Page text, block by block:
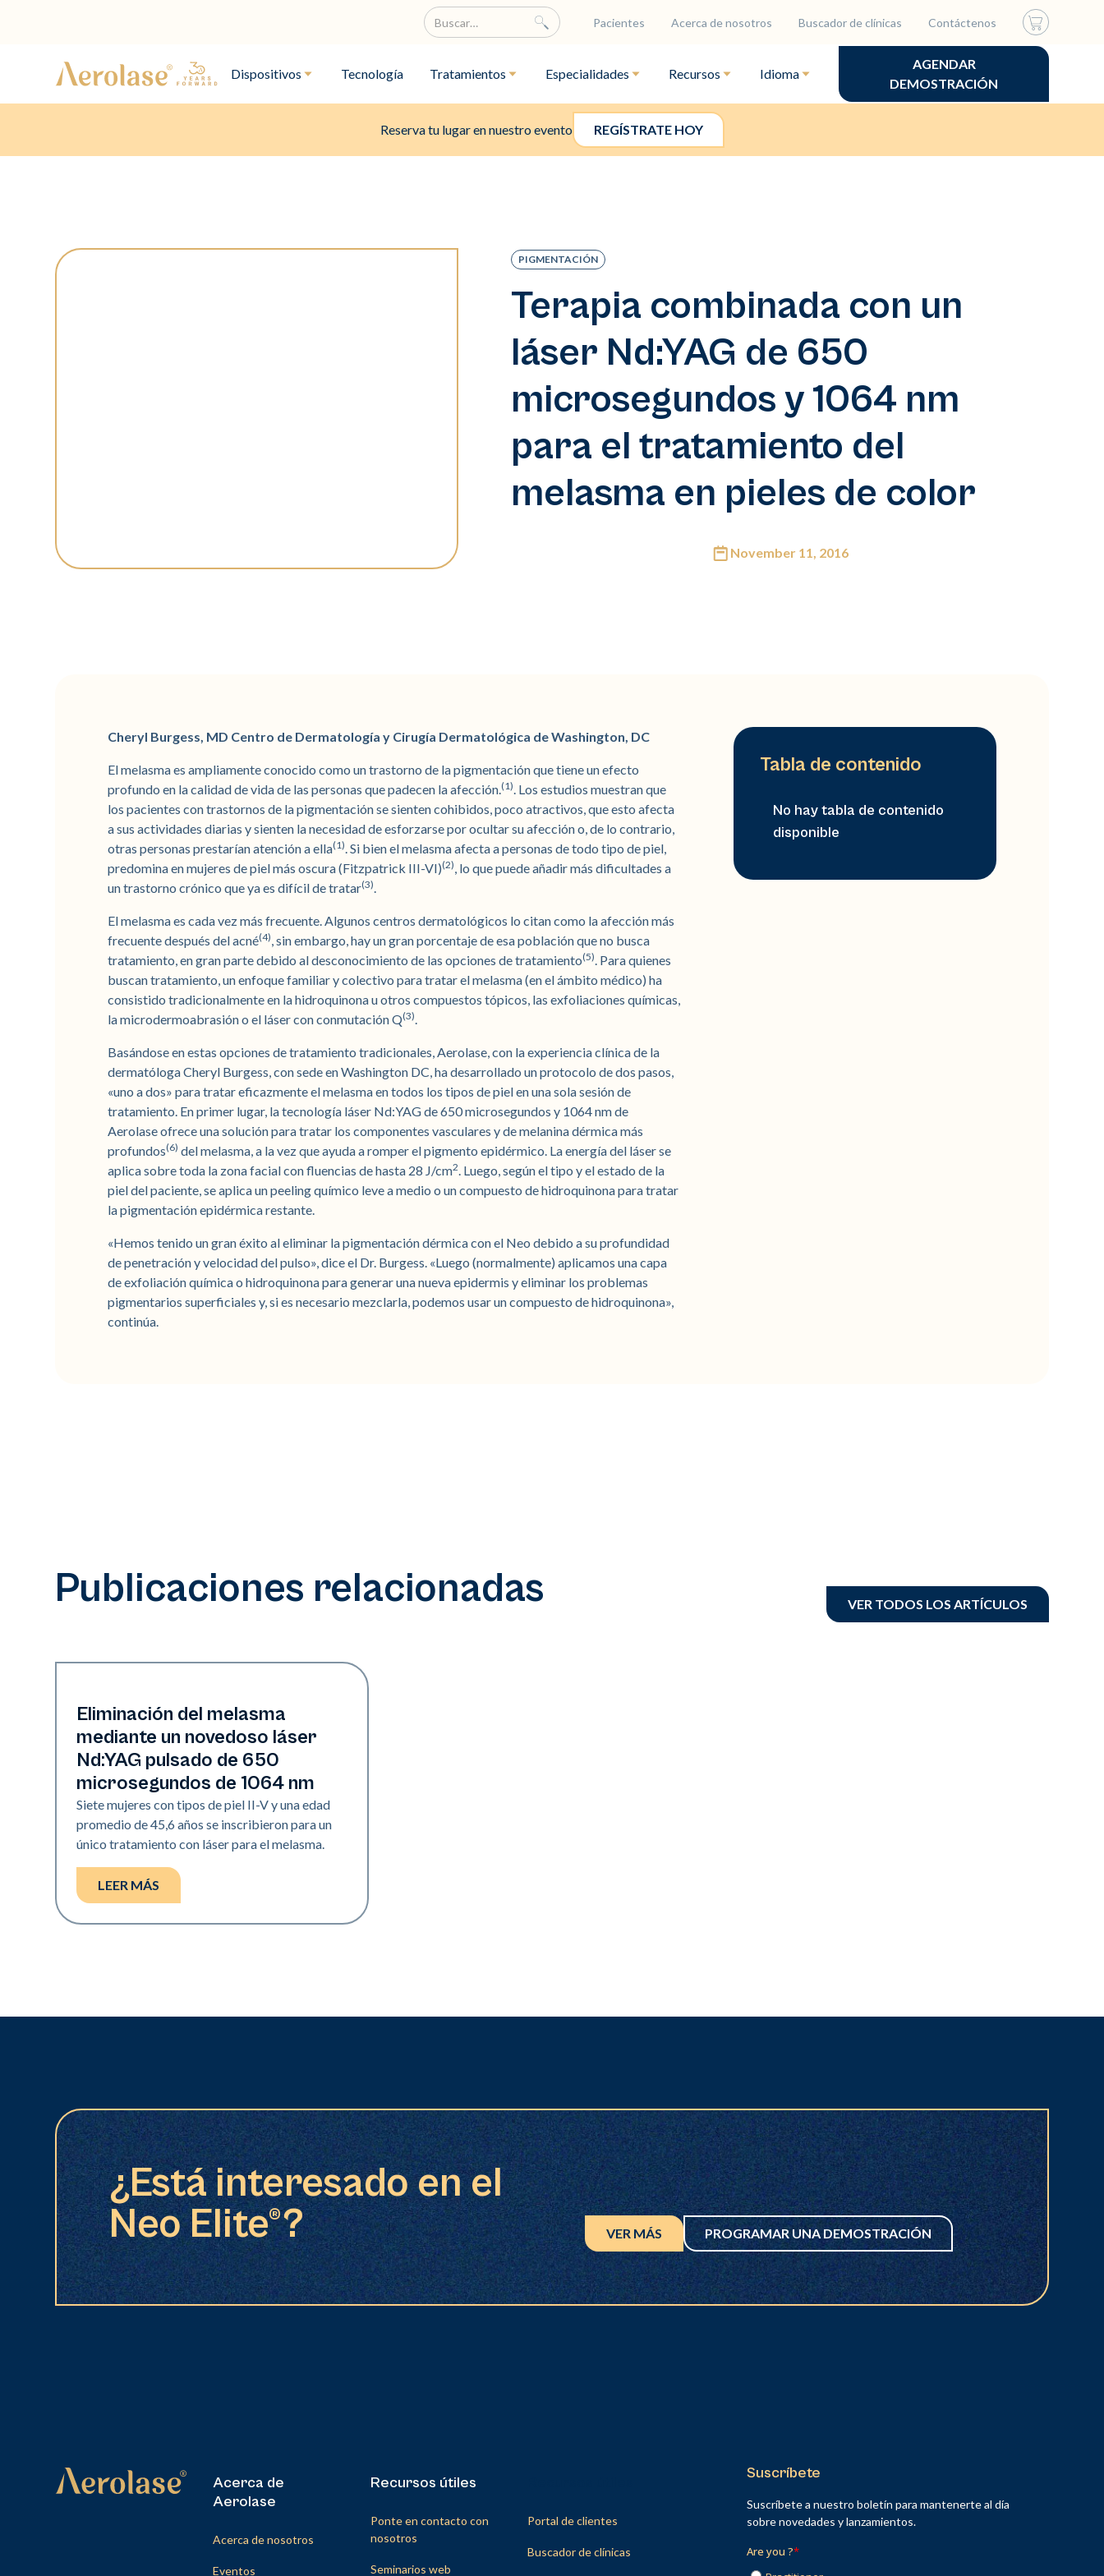
Pacientes Acerca de nosotros Buscador de clínicas Contáctenos
Dispositivos Tecnología Tratamientos Especialidades Recursos Idioma
AGENDAR
DEMOSTRACIÓN
Reserva tu lugar en nuestro evento REGÍSTRATE HOY
PIGMENTACIÓN
Terapia combinada con un
láser Nd:YAG de 650
microsegundos y 1064 nm
para el tratamiento del
melasma en pieles de color
November 11, 2016
Cheryl Burgess, MD Centro de Dermatología y Cirugía Dermatológica de Washington, DC
El melasma es ampliamente conocido como un trastorno de la pigmentación que tiene un efecto
profundo en la calidad de vida de las personas que padecen la afección.(1). Los estudios muestran que
los pacientes con trastornos de la pigmentación se sienten cohibidos, poco atractivos, que esto afecta
a sus actividades diarias y sienten la necesidad de esforzarse por ocultar su afección o, de lo contrario,
otras personas prestarían atención a ella(1). Si bien el melasma afecta a personas de todo tipo de piel,
predomina en mujeres de piel más oscura (Fitzpatrick III-VI)(2), lo que puede añadir más dificultades a
un trastorno crónico que ya es difícil de tratar(3).
El melasma es cada vez más frecuente. Algunos centros dermatológicos lo citan como la afección más
frecuente después del acné(4), sin embargo, hay un gran porcentaje de esa población que no busca
tratamiento, en gran parte debido al desconocimiento de las opciones de tratamiento(5). Para quienes
buscan tratamiento, un enfoque familiar y colectivo para tratar el melasma (en el ámbito médico) ha
consistido tradicionalmente en la hidroquinona u otros compuestos tópicos, las exfoliaciones químicas,
la microdermoabrasión o el láser con conmutación Q(3).
Basándose en estas opciones de tratamiento tradicionales, Aerolase, con la experiencia clínica de la
dermatóloga Cheryl Burgess, con sede en Washington DC, ha desarrollado un protocolo de dos pasos,
«uno a dos» para tratar eficazmente el melasma en todos los tipos de piel en una sola sesión de
tratamiento. En primer lugar, la tecnología láser Nd:YAG de 650 microsegundos y 1064 nm de
Aerolase ofrece una solución para tratar los componentes vasculares y de melanina dérmica más
profundos(6) del melasma, a la vez que ayuda a romper el pigmento epidérmico. La energía del láser se
aplica sobre toda la zona facial con fluencias de hasta 28 J/cm2. Luego, según el tipo y el estado de la
piel del paciente, se aplica un peeling químico leve a medio o un compuesto de hidroquinona para tratar
la pigmentación epidérmica restante.
«Hemos tenido un gran éxito al eliminar la pigmentación dérmica con el Neo debido a su profundidad
de penetración y velocidad del pulso», dice el Dr. Burgess. «Luego (normalmente) aplicamos una capa
de exfoliación química o hidroquinona para generar una nueva epidermis y eliminar los problemas
pigmentarios superficiales y, si es necesario mezclarla, podemos usar un compuesto de hidroquinona»,
continúa.
Tabla de contenido
No hay tabla de contenido
disponible
Publicaciones relacionadas VER TODOS LOS ARTÍCULOS
Pigmentación
Eliminación del melasma
mediante un novedoso láser
Nd:YAG pulsado de 650
microsegundos de 1064 nm
Siete mujeres con tipos de piel II-V y una edad
promedio de 45,6 años se inscribieron para un
único tratamiento con láser para el melasma.
LEER MÁS
¿Está interesado en el
Neo Elite®?
VER MÁS PROGRAMAR UNA DEMOSTRACIÓN
Acerca de
Aerolase
Acerca de nosotros
Eventos
Recursos útiles
Ponte en contacto con
nosotros
Seminarios web
Portal de clientes
Buscador de clínicas
Suscríbete
Suscríbete a nuestro boletín para mantenerte al día
sobre novedades y lanzamientos.